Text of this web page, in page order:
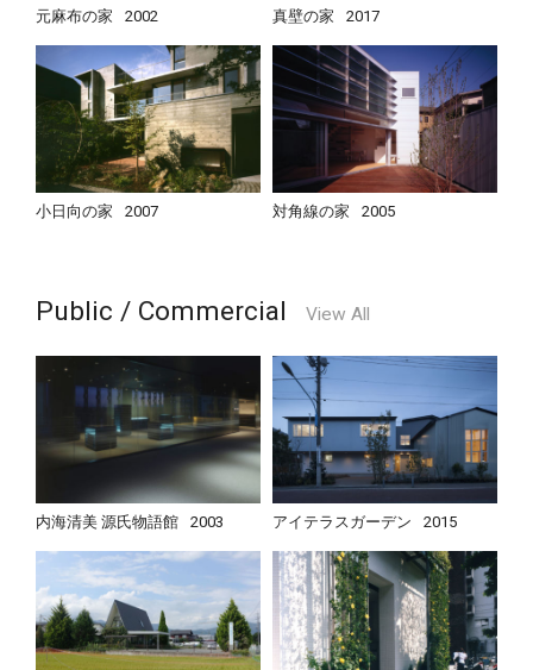
元麻布の家 2002 真壁の家 2017
小日向の家 2007 対角線の家 2005
Public / Commercial View All
内海清美 源氏物語館 2003 アイテラスガーデン 2015